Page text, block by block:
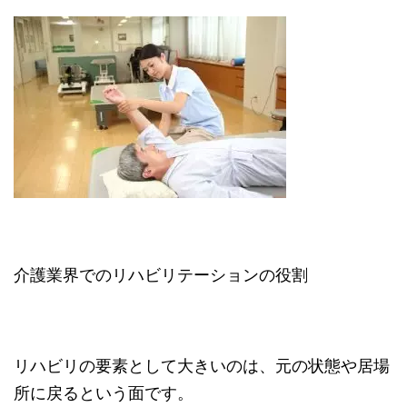
介護業界でのリハビリテーションの役割
リハビリの要素として大きいのは、元の状態や居場
所に戻るという面です。